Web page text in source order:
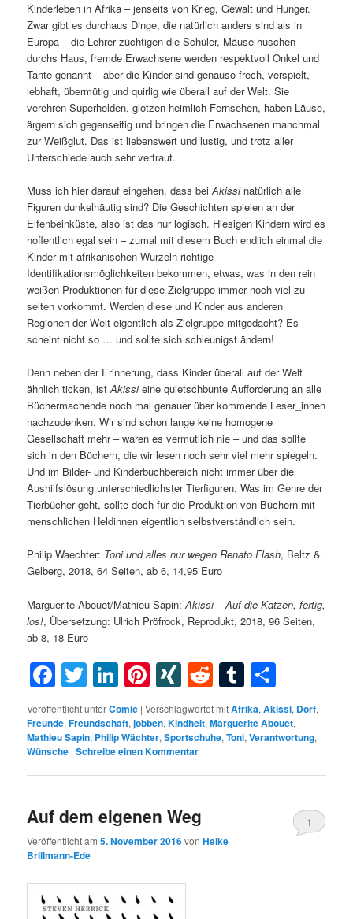
Kinderleben in Afrika – jenseits von Krieg, Gewalt und Hunger.
Zwar gibt es durchaus Dinge, die natürlich anders sind als in
Europa – die Lehrer züchtigen die Schüler, Mäuse huschen
durchs Haus, fremde Erwachsene werden respektvoll Onkel und
Tante genannt – aber die Kinder sind genauso frech, verspielt,
lebhaft, übermütig und quirlig wie überall auf der Welt. Sie
verehren Superhelden, glotzen heimlich Fernsehen, haben Läuse,
ärgern sich gegenseitig und bringen die Erwachsenen manchmal
zur Weißglut. Das ist liebenswert und lustig, und trotz aller
Unterschiede auch sehr vertraut.
Muss ich hier darauf eingehen, dass beiAkissinatürlich alle
Figuren dunkelhäutig sind? Die Geschichten spielen an der
Elfenbeinküste, also ist das nur logisch. Hiesigen Kindern wird es
hoffentlich egal sein – zumal mit diesem Buch endlich einmal die
Kinder mit afrikanischen Wurzeln richtige
Identifikationsmöglichkeiten bekommen, etwas, was in den rein
weißen Produktionen für diese Zielgruppe immer noch viel zu
selten vorkommt. Werden diese und Kinder aus anderen
Regionen der Welt eigentlich als Zielgruppe mitgedacht? Es
scheint nicht so … und sollte sich schleunigst ändern!
Denn neben der Erinnerung, dass Kinder überall auf der Welt
ähnlich ticken, istAkissieine quietschbunte Aufforderung an alle
Büchermachende noch mal genauer über kommende Leser_innen
nachzudenken. Wir sind schon lange keine homogene
Gesellschaft mehr – waren es vermutlich nie – und das sollte
sich in den Büchern, die wir lesen noch sehr viel mehr spiegeln.
Und im Bilder- und Kinderbuchbereich nicht immer über die
Aushilfslösung unterschiedlichster Tierfiguren. Was im Genre der
Tierbücher geht, sollte doch für die Produktion von Büchern mit
menschlichen Heldinnen eigentlich selbstverständlich sein.
Philip Waechter: Toni und alles nur wegen Renato Flash, Beltz &
Gelberg, 2018, 64 Seiten, ab 6, 14,95 Euro
Marguerite Abouet/Mathieu Sapin:Akissi – Auf die Katzen, fertig,
los!, Übersetzung: Ulrich Pröfrock, Reprodukt, 2018, 96 Seiten,
ab 8, 18 Euro
Facebook
Twitter
LinkedIn
Pinterest
XINGRedditTumblr
Veröffentlicht unterComic |Verschlagwortet mitAfrika,Akissi, Dorf,
Freunde,Freundschaft,jobben,Kindheit,Marguerite Abouet,
Mathieu Sapin, Philip Wächter,Sportschuhe,Toni,Verantwortung,
Wünsche |Schreibe einen Kommentar
Auf dem eigenen Weg
Veröffentlicht am5. November 2016vonHeike
Brillmann-Ede
1